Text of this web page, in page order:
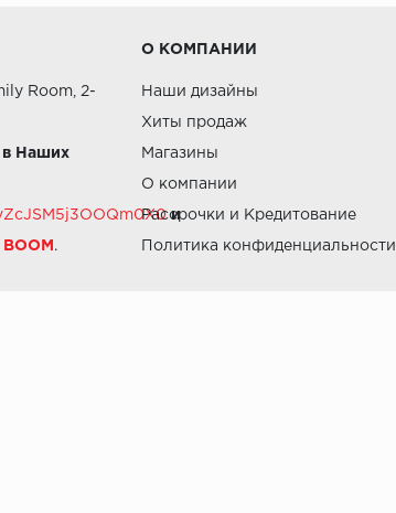
Room, 2-
в Наших
и
.
О КОМПАНИИ
Наши дизайны
Хиты продаж
Магазины
О компании
Рассрочки и Кредитование
Политика конфиденциальности